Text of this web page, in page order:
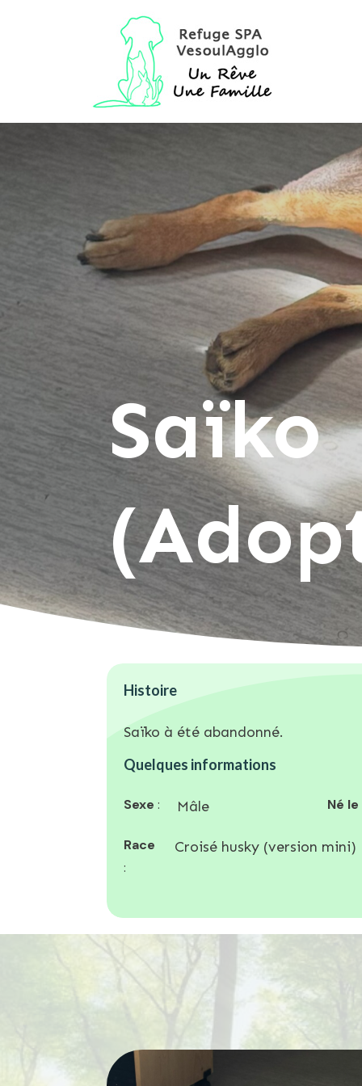
Saïko
Histoire
Saïko à été abandonné.
Quelques informations
Sexe : Mâle Né le
Race
:
Croisé husky (version mini)